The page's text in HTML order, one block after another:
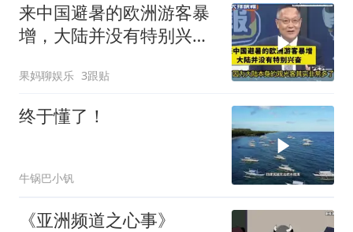
来中国避暑的欧洲游客暴
增，大陆并没有特别兴
果妈聊娱乐 3跟贴
终于懂了！
牛锅巴小钒
《亚洲频道之心事》